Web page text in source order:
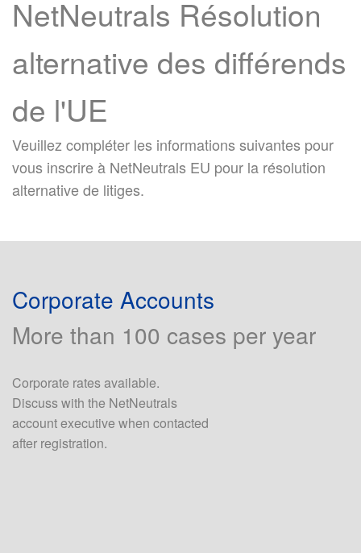
NetNeutrals Résolution
alternative des différends
de l'UE
Veuillez compléter les informations suivantes pour
vous inscrire à NetNeutrals EU pour la résolution
alternative de litiges.
Corporate Accounts
More than 100 cases per year
Corporate rates available.
Discuss with the NetNeutrals
account executive when contacted
after registration.